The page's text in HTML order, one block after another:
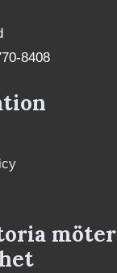
8408
möter